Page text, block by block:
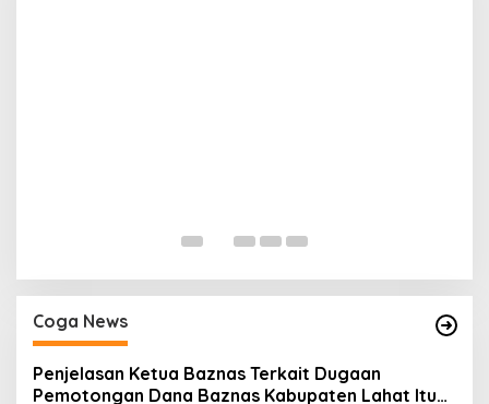
Coga News
Penjelasan Ketua Baznas Terkait Dugaan
Pemotongan Dana Baznas Kabupaten Lahat Itu